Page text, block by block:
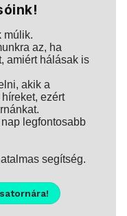
múlik.
az, ha
amiért hálásak is
akik a
ezért
legfontosabb
segítség.